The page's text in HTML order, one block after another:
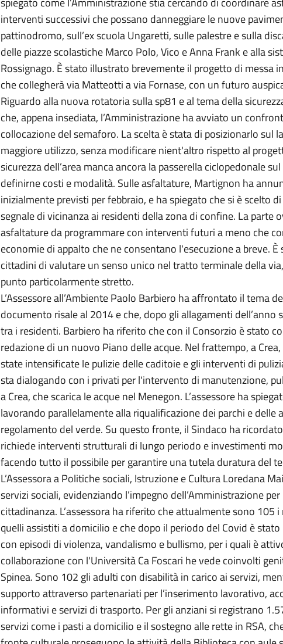
interventi successivi che possano danneggiare le nuove
pattinodromo, sull’ex scuola Ungaretti, sulle palestre e sulla
delle piazze scolastiche Marco Polo, Vico e Anna Frank e alla
Rossignago. È stato illustrato brevemente il progetto di messa
che collegherà via Matteotti a via Fornase, con un futuro
Riguardo alla nuova rotatoria sulla sp81 e al tema della
che, appena insediata, l’Amministrazione ha avviato un
collocazione del semaforo. La scelta è stata di posizionarlo sul
maggiore utilizzo, senza modificare nient'altro rispetto al
sicurezza dell’area manca ancora la passerella ciclopedonale
definirne costi e modalità. Sulle asfaltature, Martignon ha
inizialmente previsti per febbraio, e ha spiegato che si è scelto
segnale di vicinanza ai residenti della zona di confine. La parte
asfaltature da programmare con interventi futuri a meno che
economie di appalto che ne consentano l'esecuzione a breve.
cittadini di valutare un senso unico nel tratto terminale della
punto particolarmente stretto.
L’Assessore all’Ambiente Paolo Barbiero ha affrontato il tema
documento risale al 2014 e che, dopo gli allagamenti dell’anno
tra i residenti. Barbiero ha riferito che con il Consorzio è stato
redazione di un nuovo Piano delle acque. Nel frattempo, a
state intensificate le pulizie delle caditoie e gli interventi di
sta dialogando con i privati per l'intervento di manutenzione,
a Crea, che scarica le acque nel Menegon. L’assessore ha
lavorando parallelamente alla riqualificazione dei parchi e delle
regolamento del verde. Su questo fronte, il Sindaco ha
richiede interventi strutturali di lungo periodo e investimenti
facendo tutto il possibile per garantire una tutela duratura del
L’Assessora a Politiche sociali, Istruzione e Cultura Loredana
servizi sociali, evidenziando l’impegno dell’Amministrazione
cittadinanza. L’assessora ha riferito che attualmente sono 105
quelli assistiti a domicilio e che dopo il periodo del Covid è
con episodi di violenza, vandalismo e bullismo, per i quali è
collaborazione con l'Università Ca Foscari he vede coinvolti
Spinea. Sono 102 gli adulti con disabilità in carico ai servizi,
supporto attraverso partenariati per l’inserimento lavorativo,
informativi e servizi di trasporto. Per gli anziani si registrano
servizi come i pasti a domicilio e il sostegno alle rette in RSA,